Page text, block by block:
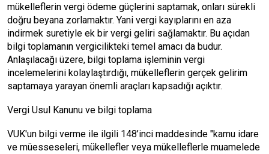
mükelleflerin vergi ödeme güçlerini saptamak, onları sürekli
doğru beyana zorlamaktır. Yani vergi kayıplarını en aza
indirmek suretiyle ek bir vergi geliri sağlamaktır. Bu açıdan
bilgi toplamanın vergicilikteki temel amacı da budur.
Anlaşılacağı üzere, bilgi toplama işleminin vergi
incelemelerini kolaylaştırdığı, mükelleflerin gerçek gelirim
saptamaya yarayan önemli araçları kapsadığı açıktır.
Vergi Usul Kanunu ve bilgi toplama
VUK'un bilgi verme ile ilgili 148’inci maddesinde "kamu idare
ve müesseseleri, mükellefler veya mükelleflerle muamelede